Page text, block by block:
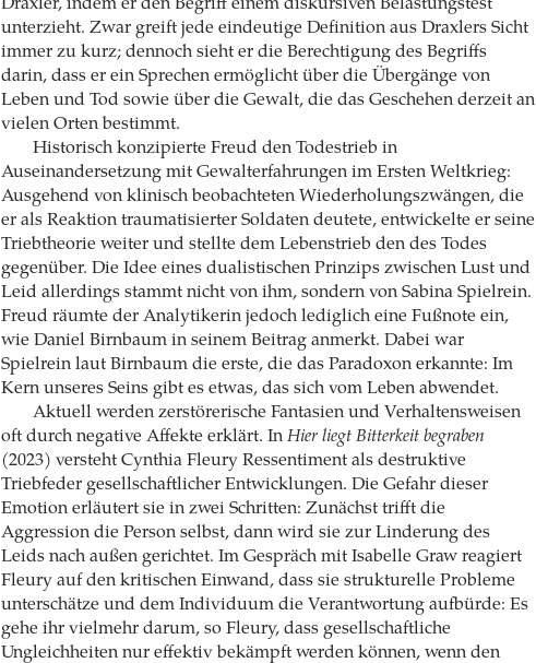
Draxler, indem er den Begriff einem diskursiven Belastungstest
unterzieht. Zwar greift jede eindeutige Definition aus Draxlers Sicht
immer zu kurz; dennoch sieht er die Berechtigung des Begriffs
darin, dass er ein Sprechen ermöglicht über die Übergänge von
Leben und Tod sowie über die Gewalt, die das Geschehen derzeit an
vielen Orten bestimmt.
Historisch konzipierte Freud den Todestrieb in
Auseinandersetzung mit Gewalterfahrungen im Ersten Weltkrieg:
Ausgehend von klinisch beobachteten Wiederholungszwängen, die
er als Reaktion traumatisierter Soldaten ­deutete, entwickelte er seine
Triebtheorie weiter und stellte dem Lebenstrieb den des Todes
gegenüber. Die Idee eines dualistischen Prinzips zwischen Lust und
Leid allerdings stammt nicht von ihm, sondern von Sabina Spielrein.
Freud räumte der Analytikerin jedoch lediglich eine Fußnote ein,
wie Daniel Birnbaum in seinem Beitrag anmerkt. Dabei war
Spielrein laut Birnbaum die erste, die das Paradoxon erkannte: Im
Kern unseres Seins gibt es etwas, das sich vom Leben abwendet.
Aktuell werden zerstörerische Fantasien und Verhaltensweisen
oft durch negative Affekte erklärt. In Hier liegt Bitterkeit begraben
(2023) versteht Cynthia Fleury Ressentiment als destruktive
Triebfeder gesellschaftlicher Entwicklungen. Die Gefahr dieser
Emotion erläutert sie in zwei Schritten: Zunächst trifft die
Aggression die Person selbst, dann wird sie zur Linderung des
Leids nach außen gerichtet. Im Gespräch mit Isabelle Graw reagiert
Fleury auf den kritischen Einwand, dass sie strukturelle Probleme
unterschätze und dem Individuum die Verantwortung aufbürde: Es
gehe ihr vielmehr darum, so Fleury, dass gesellschaftliche
Ungleichheiten nur effektiv bekämpft werden können, wenn den